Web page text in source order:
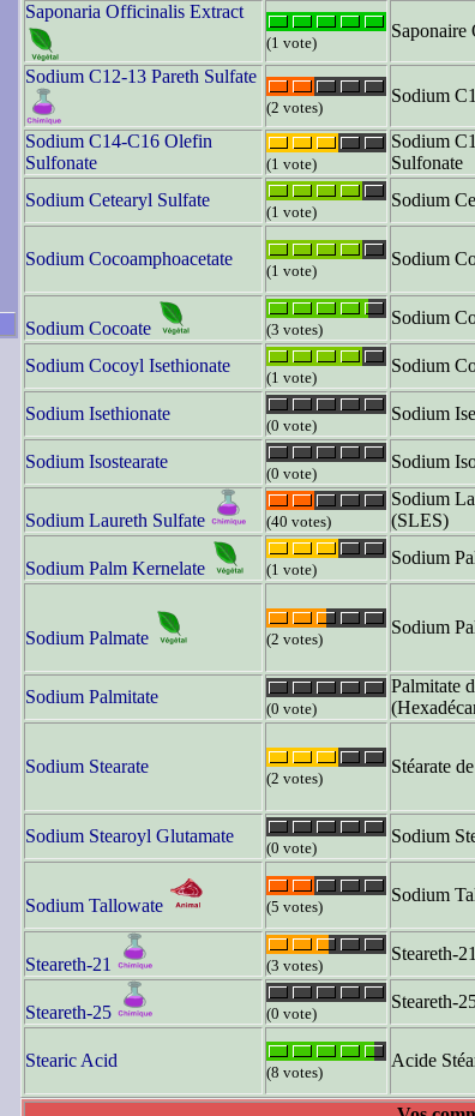
Saponaria Officinalis Extract
(1 vote)
Sodium C12-13 Pareth Sulfate
(2 votes)
Sodium
Sodium C14-C16 Olefin
Sulfonate
(1 vote)
Sodium
Sulfonate
Sodium Cetearyl Sulfate
(1 vote)
Sodium
Sodium Cocoamphoacetate
(1 vote)
Sodium
Sodium Cocoate (3 votes)
Sodium
Sodium Cocoyl Isethionate
(1 vote)
Sodium
Sodium Isethionate
(0 vote)
Sodium
Sodium Isostearate
(0 vote)
Sodium
Sodium Laureth Sulfate (40 votes)
Sodium
(SLES)
Sodium Palm Kernelate (1 vote)
Sodium
Sodium Palmate (2 votes)
Sodium
Sodium Palmitate
(0 vote)
Palmitate
Sodium Stearate
(2 votes)
Stéarate
Sodium Stearoyl Glutamate
(0 vote)
Sodium
Sodium Tallowate (5 votes)
Sodium
Steareth-21 (3 votes)
Steareth-21
Steareth-25 (0 vote)
Steareth-
Stearic Acid
(8 votes)
Acide